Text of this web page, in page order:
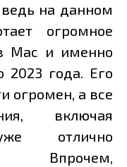
ведь на данном
огромное
Mac и именно
2023 года. Его
огромен, а все
включая
отлично
Впрочем,